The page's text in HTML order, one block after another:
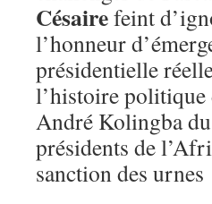
Césairefeint
l’honneur
présidentielle
l’histoire politique
André Kolingba
présidents de
sanction des